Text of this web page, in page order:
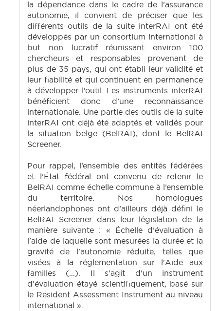
la dépendance dans le cadre de l’assurance
autonomie, il convient de préciser que les
différents outils de la suite interRAI ont été
développés par un consortium international à
but non lucratif réunissant environ 100
chercheurs et responsables provenant de
plus de 35 pays, qui ont établi leur validité et
leur fiabilité et qui continuent en permanence
à développer l’outil. Les instruments interRAI
bénéficient donc d’une reconnaissance
internationale. Une partie des outils de la suite
interRAI ont déjà été adaptés et validés pour
la situation belge (BelRAI), dont le BelRAI
Screener.
Pour rappel, l’ensemble des entités fédérées
et l’État fédéral ont convenu de retenir le
BelRAI comme échelle commune à l’ensemble
du territoire. Nos homologues
néerlandophones ont d’ailleurs déjà défini le
BelRAI Screener dans leur législation de la
manière suivante : « Échelle d'évaluation à
l'aide de laquelle sont mesurées la durée et la
gravité de l'autonomie réduite, telles que
visées à la réglementation sur l'Aide aux
familles (…). Il s'agit d'un instrument
d'évaluation étayé scientifiquement, basé sur
le Resident Assessment Instrument au niveau
international ».